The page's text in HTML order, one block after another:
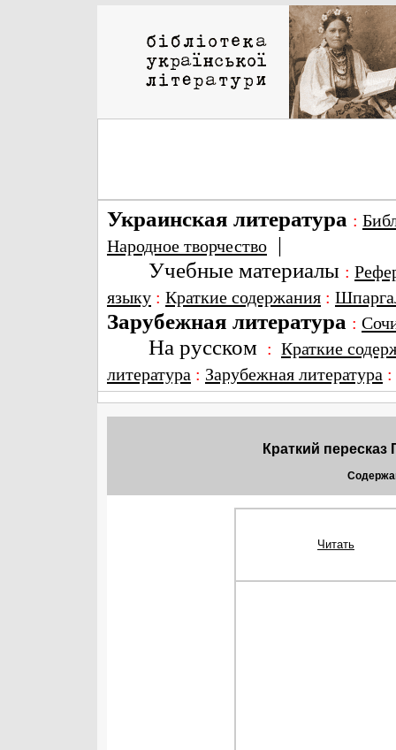
Украинская литература :
Народное творчество |
Учебные материалы :
языку : Краткие содержания :
Зарубежная литература :
На русском : Краткие
литература : Зарубежная литература
Краткий
Читать